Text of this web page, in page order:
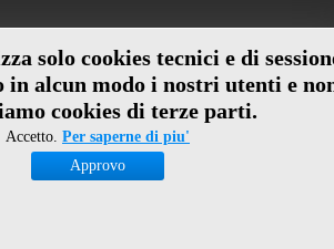
solo cookies tecnici e di
alcun modo i nostri utenti e
cookies di terze parti.
Accetto. Per saperne di piu'
Approvo